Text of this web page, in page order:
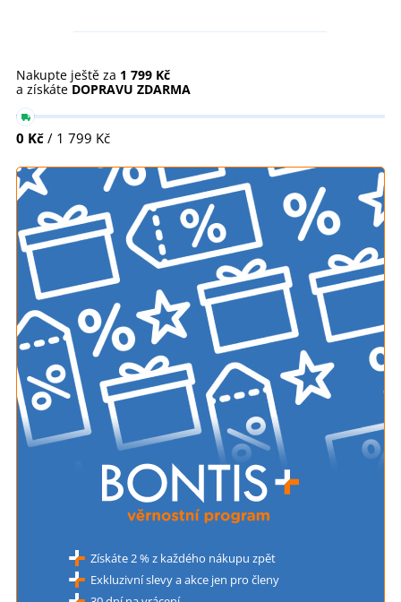
Nakupte ještě za 1 799 Kč
a získáte DOPRAVU ZDARMA
0 Kč / 1 799 Kč
Získáte 2 % z každého nákupu zpět
Exkluzivní slevy a akce jen pro členy